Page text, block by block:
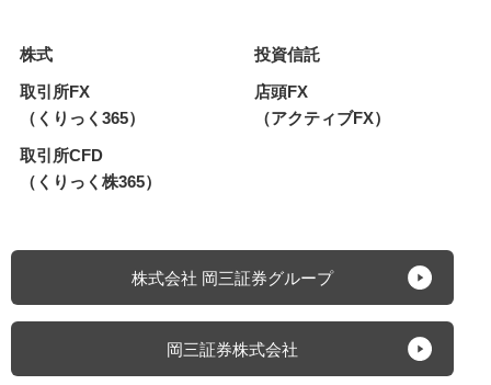
株式
投資信託
取引所FX
（くりっく365）
店頭FX
（アクティブFX）
取引所CFD
（くりっく株365）
株式会社 岡三証券グループ
岡三証券株式会社